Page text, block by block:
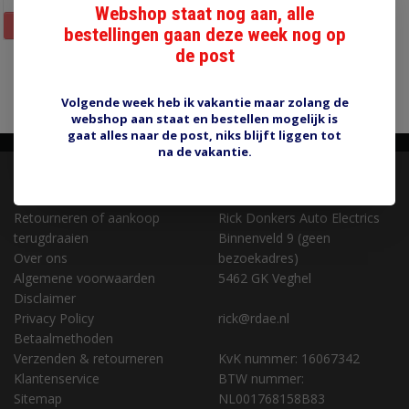
Informatie
Retourneren of aankoop
terugdraaien
Over ons
Algemene voorwaarden
Disclaimer
Privacy Policy
Betaalmethoden
Verzenden & retourneren
Klantenservice
Sitemap
Rick Donkers Auto Electrics
Binnenveld 9 (geen
bezoekadres)
5462 GK Veghel
rick@rdae.nl
KvK nummer: 16067342
BTW nummer:
NL001768158B83
Webshop staat nog aan, alle
bestellingen gaan deze week nog op
de post
Volgende week heb ik vakantie maar zolang de
webshop aan staat en bestellen mogelijk is
gaat alles naar de post, niks blijft liggen tot
na de vakantie.